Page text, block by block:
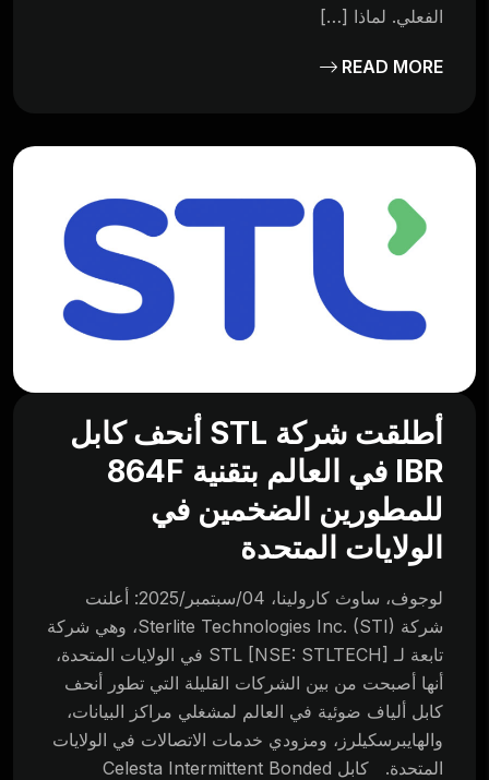
الفعلي. لماذا […]
READ MORE
أطلقت شركة STL أنحف كابل
IBR في العالم بتقنية 864F
للمطورين الضخمين في
الولايات المتحدة
لوجوف، ساوث كارولينا، 04/سبتمبر/2025: أعلنت
شركة Sterlite Technologies Inc. (STI)، وهي شركة
تابعة لـ STL [NSE: STLTECH] في الولايات المتحدة،
أنها أصبحت من بين الشركات القليلة التي تطور أنحف
كابل ألياف ضوئية في العالم لمشغلي مراكز البيانات،
والهايبرسكيلرز، ومزودي خدمات الاتصالات في الولايات
المتحدة. كابل Celesta Intermittent Bonded